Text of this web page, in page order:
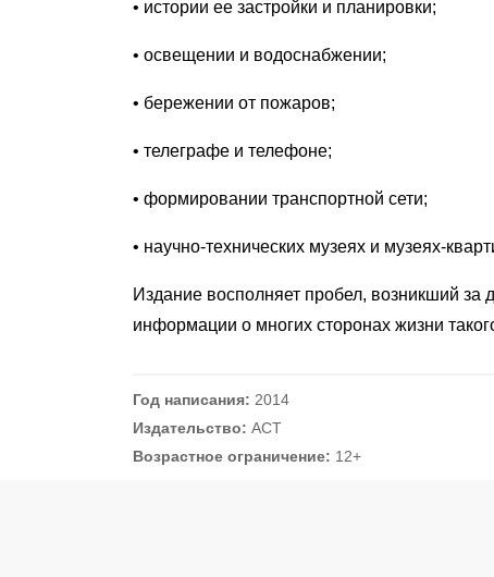
• истории ее застройки и планировки;
• освещении и водоснабжении;
• бережении от пожаров;
• телеграфе и телефоне;
• формировании транспортной сети;
• научно-технических музеях и музеях-
Издание восполняет пробел, возникший за
информации о многих сторонах жизни
Год написания: 2014
Издательство: АСТ
Возрастное ограничение: 12+